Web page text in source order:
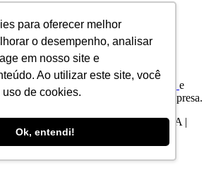
para oferecer melhor
o desempenho, analisar
em nosso site e
Ao utilizar este site, você
de cookies.
Ok, entendi!
para ficar por dentro de novidades e
com nossa
e
para receber atualizações de nossa empresa.
Digital e Gestão de Marcas LTDA |
72 | Todos os direitos reservados.